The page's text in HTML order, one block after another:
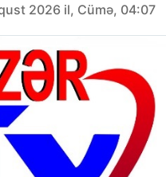
2026 il, Cümə, 04:07